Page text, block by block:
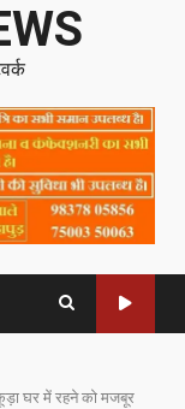
घर में रहने को मजबूर